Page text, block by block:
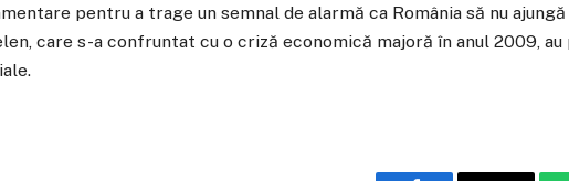
pentru a trage un semnal de alarmă ca România să nu ajungă
care s-a confruntat cu o criză economică majoră în anul 2009,